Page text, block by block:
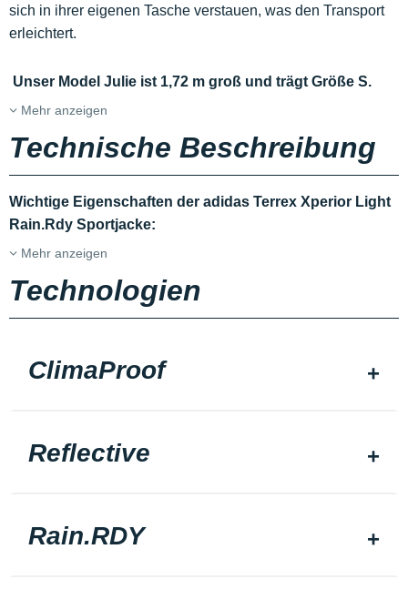
sich in ihrer eigenen Tasche verstauen, was den Transport
erleichtert.
Unser Model Julie ist 1,72 m groß und trägt Größe S.
Mehr anzeigen
Technische Beschreibung
Wichtige Eigenschaften der adidas Terrex Xperior Light
Rain.Rdy Sportjacke:
Mehr anzeigen
Technologien
ClimaProof
Reflective
Rain.RDY